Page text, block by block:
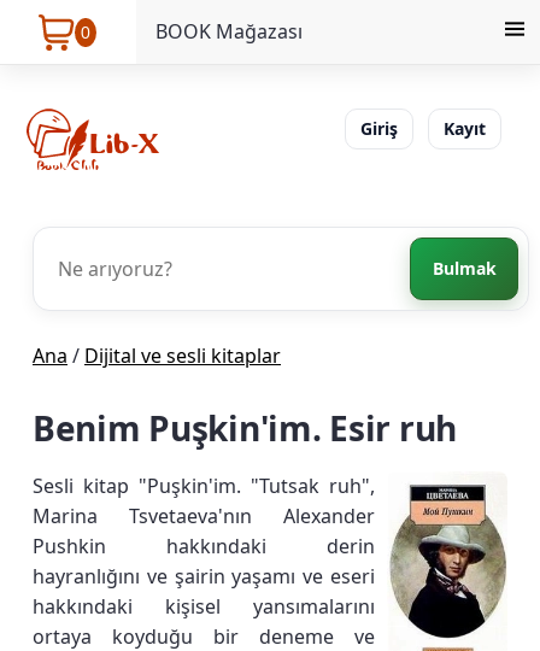
0 BOOK Mağazası
Giriş Kayıt
Bulmak
Ana / Dijital ve sesli kitaplar
Benim Puşkin'im. Esir ruh
Sesli kitap "Puşkin'im. "Tutsak ruh",
Marina Tsvetaeva'nın Alexander
Pushkin hakkındaki derin
hayranlığını ve şairin yaşamı ve eseri
hakkındaki kişisel yansımalarını
ortaya koyduğu bir deneme ve